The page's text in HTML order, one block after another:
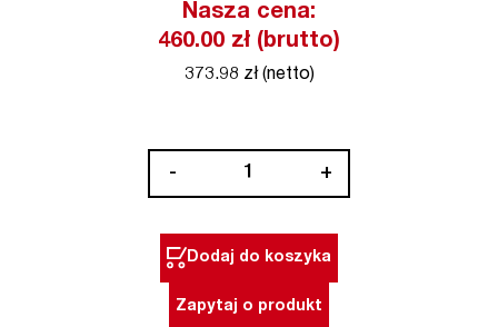
Nasza cena:
460.00 zł (brutto)
373.98 zł (netto)
-
grawerski
MICROMOT
60/E
+
Dodaj do koszyka
Zapytaj o produkt